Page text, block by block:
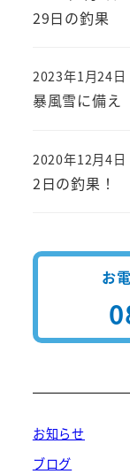
29日の釣果
投稿日
暴風雪に備え
投稿日
2023年1月24日
2日の釣果！
投稿日
2020年12月4日
お
お知らせ
ブログ